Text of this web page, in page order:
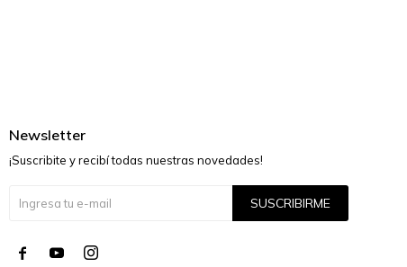
Newsletter
¡Suscribite y recibí todas nuestras novedades!
SUSCRIBIRME
  